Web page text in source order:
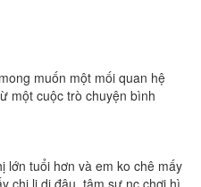
muốn một mối quan hệ
một cuộc trò chuyện bình
lớn tuổi hơn và em ko chê mấy